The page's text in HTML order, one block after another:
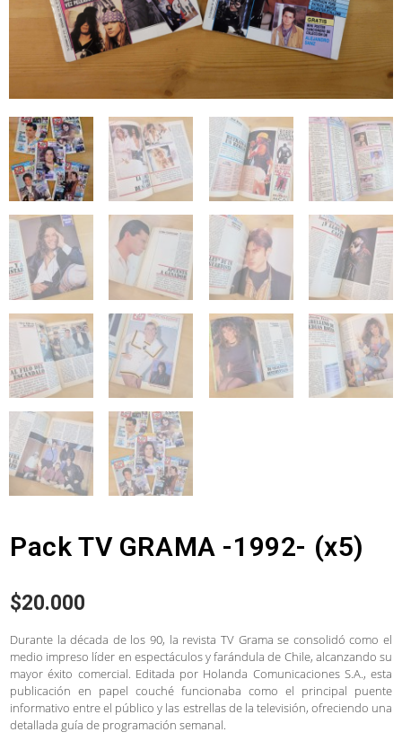
Pack TV GRAMA -1992- (x5)
$20.000
Durante la década de los 90, la revista TV Grama se consolidó como el
medio impreso líder en espectáculos y farándula de Chile, alcanzando su
mayor éxito comercial. Editada por Holanda Comunicaciones S.A., esta
publicación en papel couché funcionaba como el principal puente
informativo entre el público y las estrellas de la televisión, ofreciendo una
detallada guía de programación semanal.